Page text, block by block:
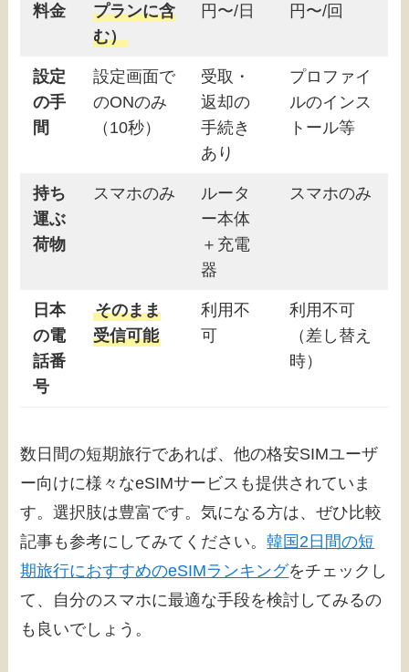
料金
プランに含
む）
円〜/日
円〜/回
設定
の手
間
設定画面で
のONのみ
（10秒）
受取・
返却の
手続き
あり
プロファイ
ルのインス
トール等
持ち
運ぶ
荷物
スマホのみ
ルータ
ー本体
＋充電
器
スマホのみ
日本
の電
話番
号
そのまま
受信可能
利用不
可
利用不可
（差し替え
時）
数日間の短期旅行であれば、他の格安SIMユーザ
ー向けに様々なeSIMサービスも提供されていま
す。選択肢は豊富です。気になる方は、ぜひ比較
記事も参考にしてみてください。韓国2日間の短
期旅行におすすめのeSIMランキングをチェックし
て、自分のスマホに最適な手段を検討してみるの
も良いでしょう。